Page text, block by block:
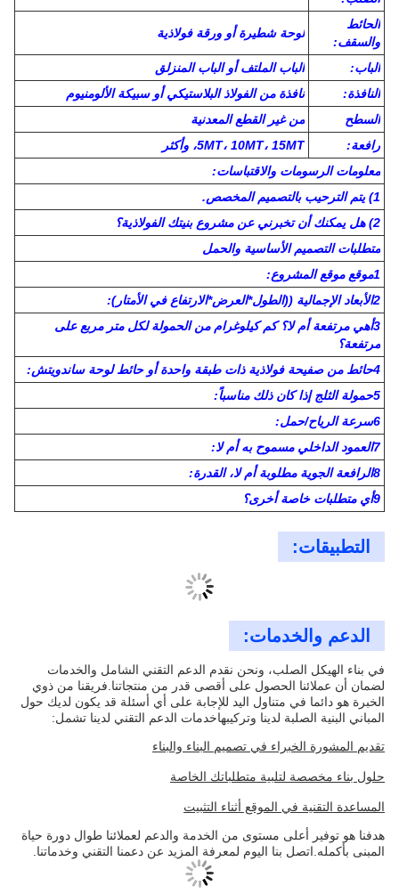
الصلب
الرئيسي:
Q355، Q235، Q355B، Q235B، الخ
الحماية من
الصدأ
طلاء غليان ساخن أو مضاد للصدأ
البورلين
والحواف
الفولاذ المتداول بارد C أو Z، Q355 أو Q235
العمود
والحزمة:
قطعة H المطاطية أو المطاطية ساخنة
طريقة
توصيل
الهيكل
الصلب:
وصلة لحام أو وصلة مشبك
الحائط
والسقف:
لوحة شطيرة أو ورقة فولاذية
الباب:
الباب الملتف أو الباب المنزلق
النافذة:
السطح
من غير القطع المعدنية
رافعة:
5MT، 10MT، 15MT، وأكثر
معلومات الرسومات والاقتباسات:
1) يتم الترحيب بالتصميم المخصص.
2) هل يمكنك أن تخبرني عن مشروع بنيتك الفولاذية؟
متطلبات التصميم الأساسية والحمل
3أهي مرتفعة أم لا؟ كم كيلوغرام من الحمولة لكل متر مربع على
6سرعة الرياح/حمل:
7العمود الداخلي مسموح به أم لا:
8الرافعة الجوية مطلوبة أم لا، القدرة:
9أي متطلبات خاصة أخرى؟